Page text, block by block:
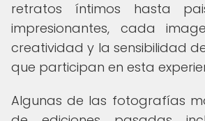
retratos íntimos hasta
impresionantes, cada
creatividad y la sensibilidad
que participan en esta
Algunas de las fotografías